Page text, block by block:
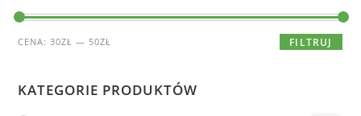
FILTRUJ
CENA:30ZŁ — 50ZŁ
KATEGORIE PRODUKTÓW